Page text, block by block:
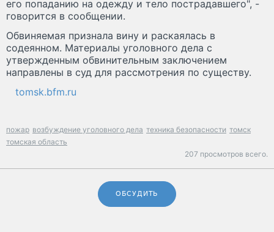
его попаданию на одежду и тело пострадавшего", -
говорится в сообщении.
Обвиняемая признала вину и раскаялась в
содеянном. Материалы уголовного дела с
утвержденным обвинительным заключением
направлены в суд для рассмотрения по существу.
tomsk.bfm.ru
пожар возбуждение уголовного дела техника безопасности томск
томская область
207 просмотров всего.
ОБСУДИТЬ